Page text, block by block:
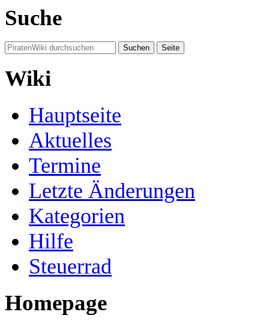
Suche
Wiki
Hauptseite
Aktuelles
Termine
Letzte Änderungen
Kategorien
Hilfe
Steuerrad
Homepage